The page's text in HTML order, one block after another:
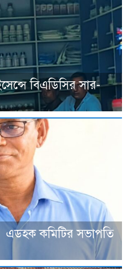
বিএডিসির সার-
এডহক কমিটির সভাপতি